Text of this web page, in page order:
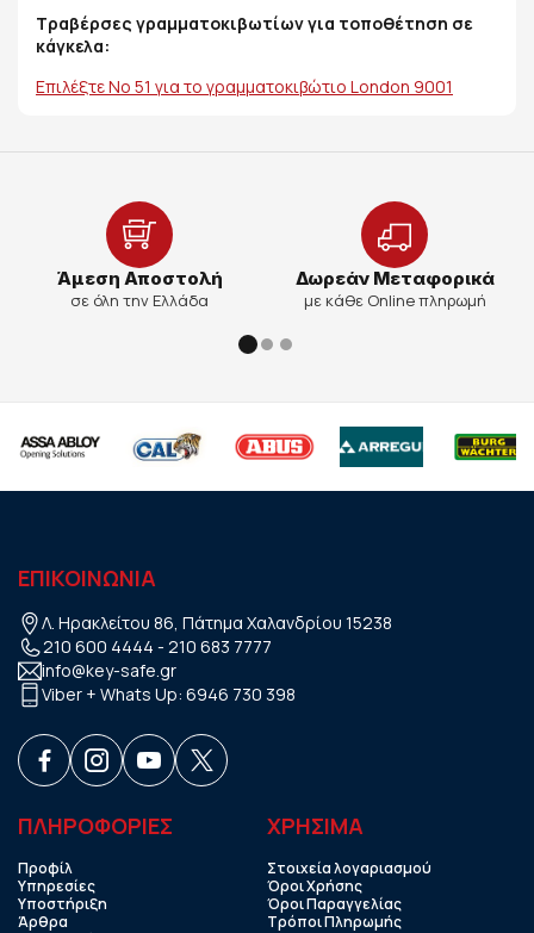
Τραβέρσες γραμματοκιβωτίων για τοποθέτηση σε
κάγκελα:
Επιλέξτε Νο 51 για το γραμματοκιβώτιο London 9001
Άμεση Αποστολή
σε όλη την Ελλάδα
Δωρεάν Μεταφορικά
με κάθε Online πληρωμή
ΕΠΙΚΟΙΝΩΝΙΑ
Λ. Ηρακλείτου 86, Πάτημα Χαλανδρίου 15238
210 600 4444 - 210 683 7777
info@key-safe.gr
Viber + Whats Up: 6946 730 398
ΠΛΗΡΟΦΟΡΙΕΣ
Προφίλ
Υπηρεσίες
Υποστήριξη
Άρθρα
ΧΡHΣΙΜΑ
Στοιχεία λογαριασμού
Όροι Χρήσης
Όροι Παραγγελίας
Τρόποι Πληρωμής